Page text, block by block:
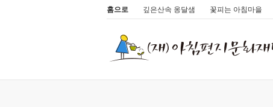
홈으로 깊은산속 옹달샘 꽃피는 아침마을